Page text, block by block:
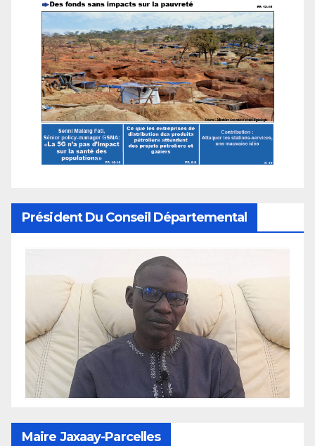
Président Du Conseil Départemental
Maire Jaxaay-Parcelles